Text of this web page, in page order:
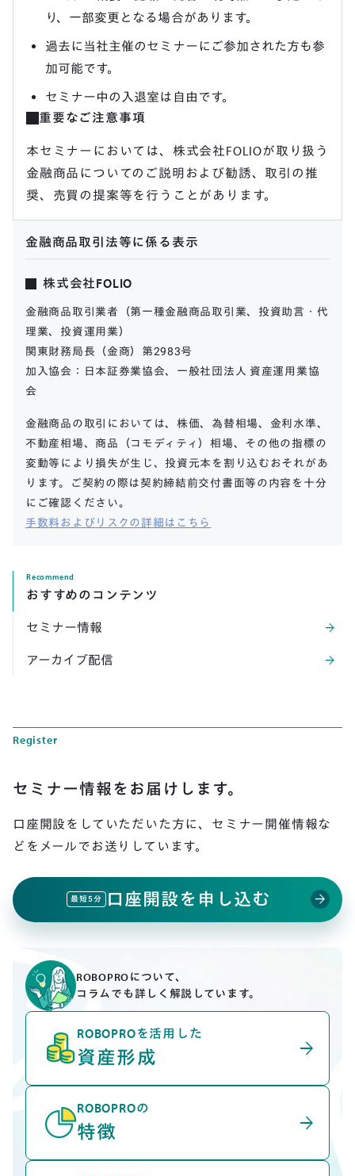
り、一部変更となる場合があります。
過去に当社主催のセミナーにご参加された方も参
加可能です。
セミナー中の入退室は自由です。
重要なご注意事項
本セミナーにおいては、株式会社FOLIOが取り扱う
金融商品についてのご説明および勧誘、取引の推
奨、売買の提案等を行うことがあります。
金融商品取引法等に係る表示
株式会社FOLIO
金融商品取引業者（第一種金融商品取引業、投資助言・代
理業、投資運用業）
関東財務局長（金商）第2983号
加入協会：日本証券業協会、一般社団法人 資産運用業協
会
金融商品の取引においては、株価、為替相場、金利水準、
不動産相場、商品（コモディティ）相場、その他の指標の
変動等により損失が生じ、投資元本を割り込むおそれがあ
ります。ご契約の際は契約締結前交付書面等の内容を十分
にご確認ください。
手数料およびリスクの詳細はこちら
Recommend
おすすめのコンテンツ
セミナー情報 arrow_forward
アーカイブ配信 arrow_forward
Register
セミナー情報をお届けします。
口座開設をしていただいた方に、 セミナー開催情報な
どをメールでお送りしています。
最短5分 口座開設を申し込む arrow_forward
ROBOPROについて、
コラムでも詳しく解説しています。
ROBOPROを活用した
資産形成 arrow_forward
ROBOPROの
特徴 arrow_forward